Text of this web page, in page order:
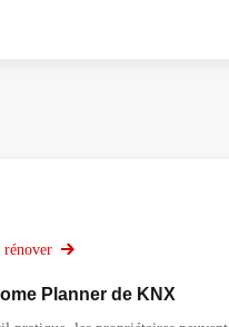
rénover
Planner de KNX